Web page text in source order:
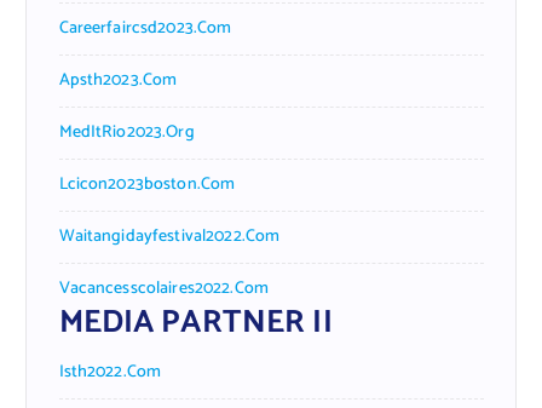
Careerfaircsd2023.com
Apsth2023.com
MedItRio2023.org
Lcicon2023boston.com
Waitangidayfestival2022.com
Vacancesscolaires2022.com
MEDIA PARTNER II
Isth2022.com